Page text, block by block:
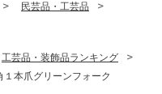
民芸品・工芸品
工芸品・装飾品ランキング
１本爪グリーンフォーク